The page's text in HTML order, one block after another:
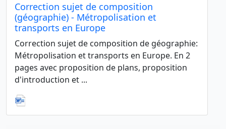
Correction sujet de composition
(géographie) - Métropolisation et
transports en Europe
Correction sujet de composition de géographie:
Métropolisation et transports en Europe. En 2
pages avec proposition de plans, proposition
d'introduction et ...